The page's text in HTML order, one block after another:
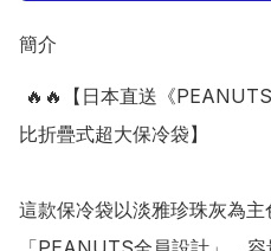
簡介
比折疊式超大保冷袋】
這款保冷袋以淡雅珍珠灰為